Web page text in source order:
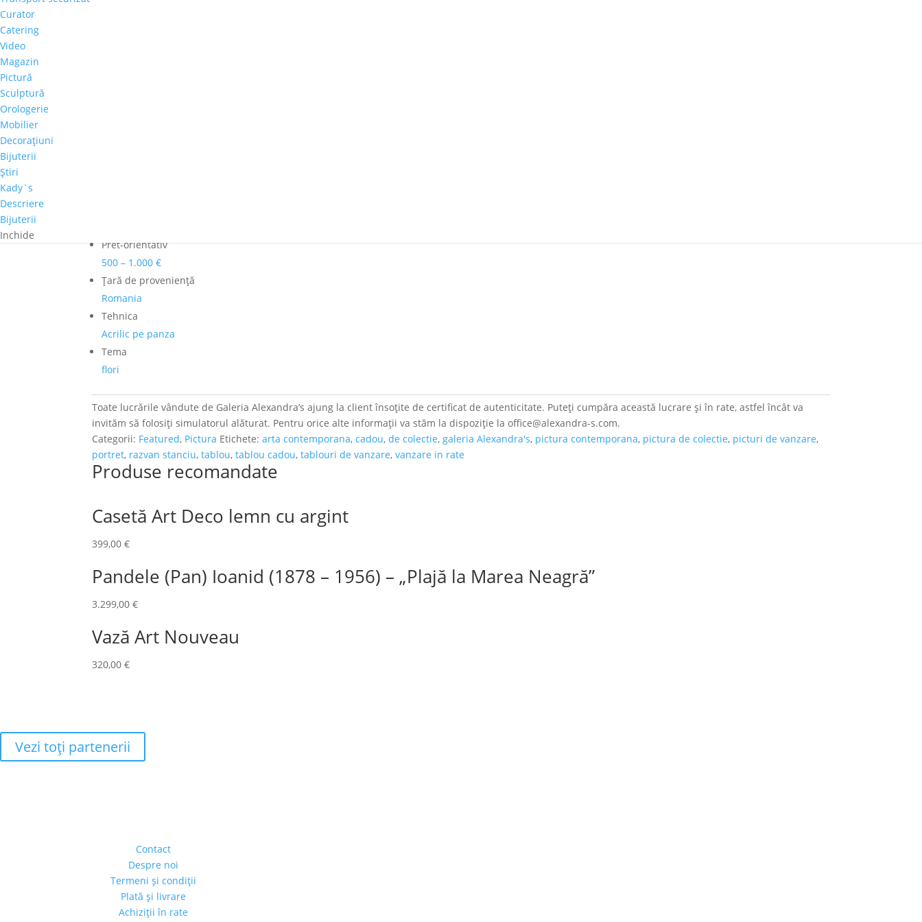
Curator
Catering
Video
Magazin
Pictură
Sculptură
Orologerie
Mobilier
Decoraţiuni
Bijuterii
Ştiri
Kady`s
Descriere
Bijuterii
Inchide
Pret-orientativ
500 – 1.000 €
Ţară de provenienţă
Romania
Tehnica
Acrilic pe panza
Tema
flori
Toate lucrările vândute de Galeria Alexandra’s ajung la client însoțite de certificat de autenticitate. Puteți cumpăra această lucrare și în rate, astfel încât va
invităm să folosiți simulatorul alăturat. Pentru orice alte informații va stăm la dispoziție la office@alexandra-s.com.
Categorii: Featured, Pictura Etichete:arta contemporana,cadou,de colectie,galeria Alexandra's, pictura contemporana, pictura de colectie, picturi de vanzare,
portret, razvan stanciu,tablou,tablou cadou,tablouri de vanzare,vanzare in rate
Produse recomandate
Casetă Art Deco lemn cu argint
399,00€
Pandele (Pan) Ioanid (1878 – 1956) – „Plajă la Marea Neagră”
3.299,00€
Vază Art Nouveau
320,00€
Vezi toţi partenerii
Contact
Despre noi
Termeni şi condiţii
Plată şi livrare
Achiziţii în rate